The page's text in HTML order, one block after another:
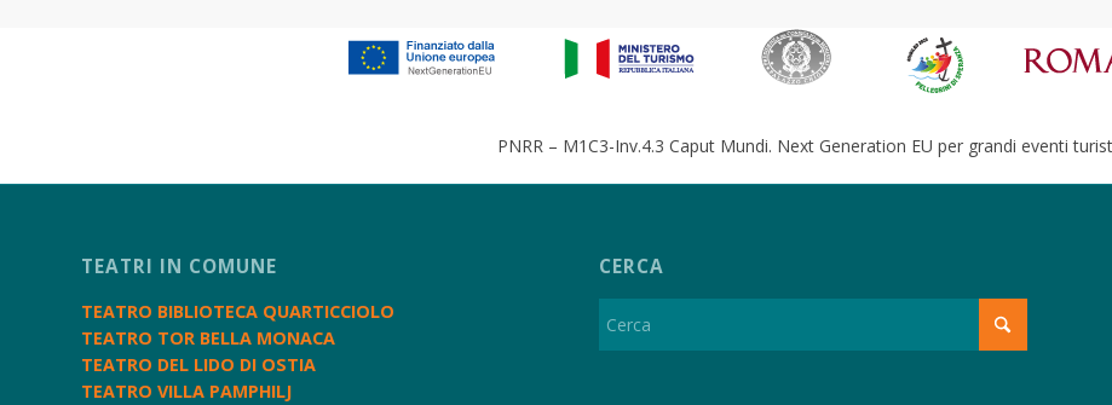
PNRR – M1C3-Inv.4.3 Caput Mundi. Next Generation EU per grandi eventi
TEATRI IN COMUNE
TEATRO BIBLIOTECA QUARTICCIOLO
TEATRO TOR BELLA MONACA
TEATRO DEL LIDO DI OSTIA
TEATRO VILLA PAMPHILJ
CERCA